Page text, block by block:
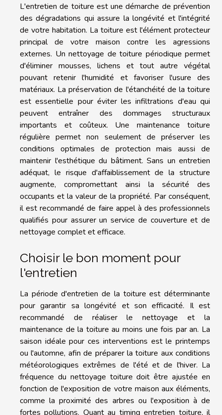
L'entretien de toiture est une démarche de prévention
des dégradations qui assure la longévité et l'intégrité
de votre habitation. La toiture est l'élément protecteur
principal de votre maison contre les agressions
externes. Un nettoyage de toiture périodique permet
d'éliminer mousses, lichens et tout autre végétal
pouvant retenir l'humidité et favoriser l'usure des
matériaux. La préservation de l'étanchéité de la toiture
est essentielle pour éviter les infiltrations d'eau qui
peuvent entraîner des dommages structuraux
importants et coûteux. Une maintenance toiture
régulière permet non seulement de préserver les
conditions optimales de protection mais aussi de
maintenir l'esthétique du bâtiment. Sans un entretien
adéquat, le risque d'affaiblissement de la structure
augmente, compromettant ainsi la sécurité des
occupants et la valeur de la propriété. Par conséquent,
il est recommandé de faire appel à des professionnels
qualifiés pour assurer un service de couverture et de
nettoyage complet et efficace.
Choisir le bon moment pour
l'entretien
La période d'entretien de la toiture est déterminante
pour garantir sa longévité et son efficacité. Il est
recommandé de réaliser le nettoyage et la
maintenance de la toiture au moins une fois par an. La
saison idéale pour ces interventions est le printemps
ou l'automne, afin de préparer la toiture aux conditions
météorologiques extrêmes de l'été et de l'hiver. La
fréquence du nettoyage toiture doit être ajustée en
fonction de l'exposition de votre maison aux éléments,
comme la proximité des arbres ou l'exposition à de
fortes pollutions. Quant au timing entretien toiture, il